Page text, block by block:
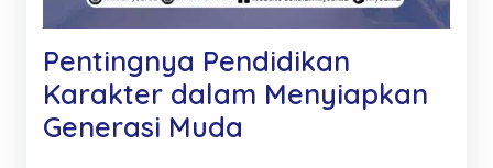
Pentingnya Pendidikan
Karakter dalam Menyiapkan
Generasi Muda